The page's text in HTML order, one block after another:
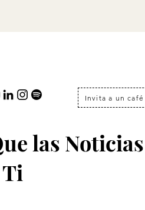
Invita a un café
las